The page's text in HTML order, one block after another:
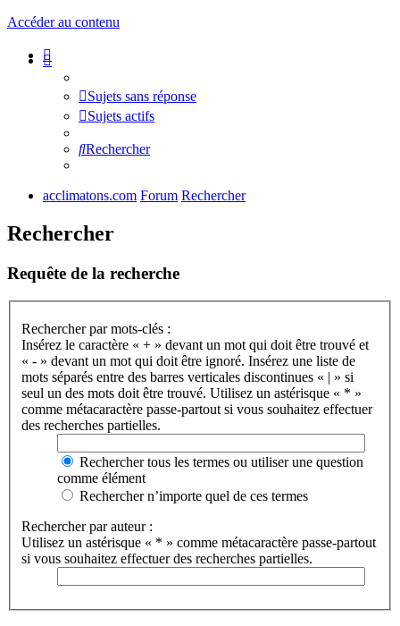
Accéder au contenu
Sujets sans réponse
Sujets actifs
Rechercher
acclimatons.com Forum Rechercher
Rechercher
Requête de la recherche
Rechercher par mots-clés :
Insérez le caractère « + » devant un mot qui doit être trouvé et
« - » devant un mot qui doit être ignoré. Insérez une liste de
mots séparés entre des barres verticales discontinues « | » si
seul un des mots doit être trouvé. Utilisez un astérisque « * »
comme métacaractère passe-partout si vous souhaitez effectuer
des recherches partielles.
Rechercher tous les termes ou utiliser une question
comme élément
Rechercher n’importe quel de ces termes
Rechercher par auteur :
Utilisez un astérisque « * » comme métacaractère passe-partout
si vous souhaitez effectuer des recherches partielles.